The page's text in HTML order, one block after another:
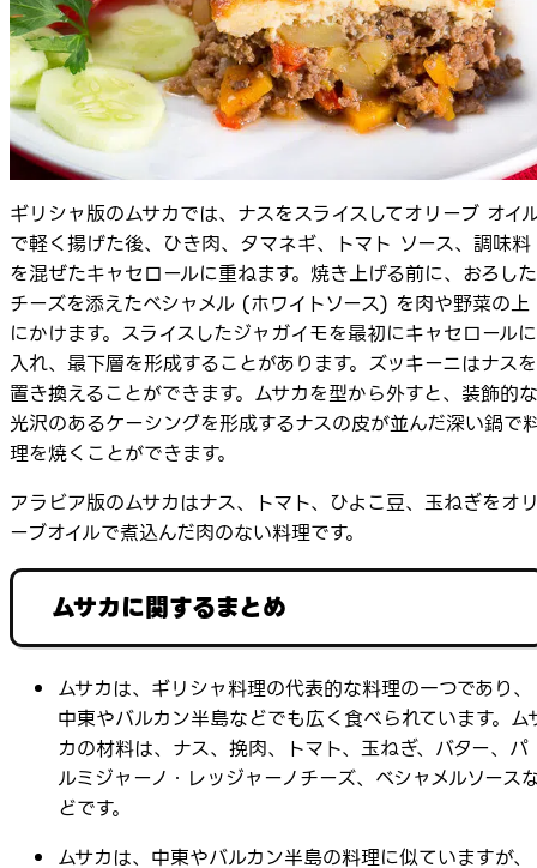
ギリシャ版のムサカでは、ナスをスライスしてオリーブ オイ
で軽く揚げた後、ひき肉、タマネギ、トマト ソース、調味料
を混ぜたキャセロールに重ねます。焼き上げる前に、おろした
チーズを添えたベシャメル (ホワイトソース) を肉や野菜の上
にかけます。スライスしたジャガイモを最初にキャセロールに
入れ、最下層を形成することがあります。ズッキーニはナスを
置き換えることができます。ムサカを型から外すと、装飾的な
光沢のあるケーシングを形成するナスの皮が並んだ深い鍋で
理を焼くことができます。
アラビア版のムサカはナス、トマト、ひよこ豆、玉ねぎをオ
ーブオイルで煮込んだ肉のない料理です。
ムサカに関するまとめ
ムサカは、ギリシャ料理の代表的な料理の一つであり、
中東やバルカン半島などでも広く食べられています。ム
カの材料は、ナス、挽肉、トマト、玉ねぎ、バター、パ
ルミジャーノ・レッジャーノチーズ、ベシャメルソース
どです。
ムサカは、中東やバルカン半島の料理に似ていますが、